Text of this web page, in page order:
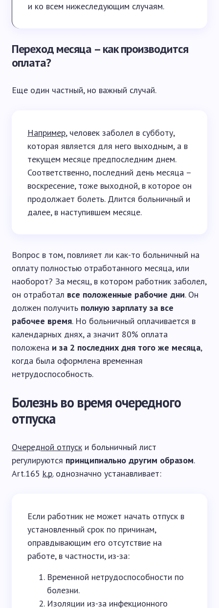
и ко всем нижеследующим случаям.
Переход месяца – как производится
оплата?
Еще один частный, но важный случай.
Например, человек заболел в субботу,
которая является для него выходным, а в
текущем месяце предпоследним днем.
Соответственно, последний день месяца –
воскресение, тоже выходной, в которое он
продолжает болеть. Длится больничный и
далее, в наступившем месяце.
Вопрос в том, повлияет ли как-то больничный на
оплату полностью отработанного месяца, или
наоборот? За месяц, в котором работник заболел,
он отработал все положенные рабочие дни. Он
должен получить полную зарплату за все
рабочее время. Но больничный оплачивается в
календарных днях, а значит 80% оплата
положена и за 2 последних дня того же месяца,
когда была оформлена временная
нетрудоспособность.
Болезнь во время очередного
отпуска
Очередной отпуск и больничный лист
регулируются принципиально другим образом.
Art.165 k.p.однозначно устанавливает:
Если работник не может начать отпуск в
установленный срок по причинам,
оправдывающим его отсутствие на
работе, в частности, из-за:
Временной нетрудоспособности по
болезни.
Изоляции из-за инфекционного